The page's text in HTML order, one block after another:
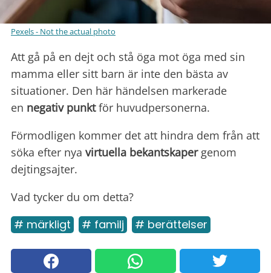
Pexels - Not the actual photo
Att gå på en dejt och stå öga mot öga med sin
mamma eller sitt barn är inte den bästa av
situationer. Den här händelsen markerade
en negativ punktför huvudpersonerna.
Förmodligen kommer det att hindra dem från att
söka efter nya virtuella bekantskapergenom
dejtingsajter.
Vad tycker du om detta?
# märkligt # familj # berättelser